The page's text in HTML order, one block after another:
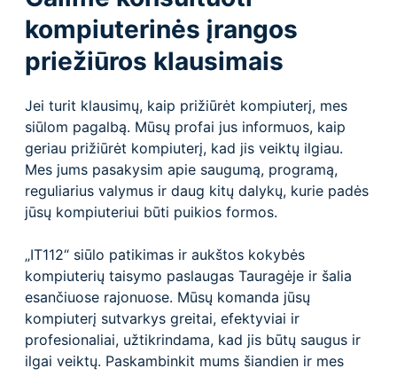
kompiuterinės įrangos
priežiūros klausimais
Jei turit klausimų, kaip prižiūrėt kompiuterį, mes
siūlom pagalbą. Mūsų profai jus informuos, kaip
geriau prižiūrėt kompiuterį, kad jis veiktų ilgiau.
Mes jums pasakysim apie saugumą, programą,
reguliarius valymus ir daug kitų dalykų, kurie padės
jūsų kompiuteriui būti puikios formos.
„IT112“ siūlo patikimas ir aukštos kokybės
kompiuterių taisymo paslaugas Tauragėje ir šalia
esančiuose rajonuose. Mūsų komanda jūsų
kompiuterį sutvarkys greitai, efektyviai ir
profesionaliai, užtikrindama, kad jis būtų saugus ir
ilgai veiktų. Paskambinkit mums šiandien ir mes